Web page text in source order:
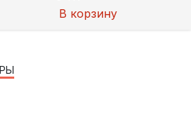
В корзину